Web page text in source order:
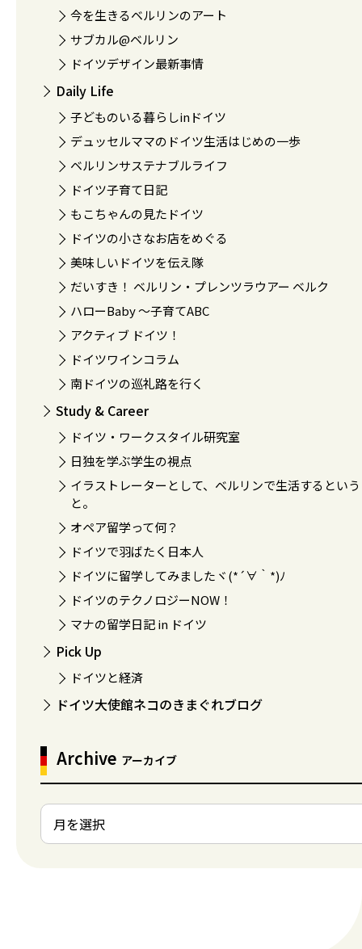
今を生きるベルリンのアート
サブカル@ベルリン
ドイツデザイン最新事情
Daily Life
子どものいる暮らしinドイツ
デュッセルママのドイツ生活はじめの一歩
ベルリンサステナブルライフ
ドイツ子育て日記
もこちゃんの見たドイツ
ドイツの小さなお店をめぐる
美味しいドイツを伝え隊
だいすき！ ベルリン・プレンツラウアー ベルク
ハローBaby 〜子育てABC
アクティブ ドイツ！
ドイツワインコラム
南ドイツの巡礼路を行く
Study & Career
ドイツ・ワークスタイル研究室
日独を学ぶ学生の視点
イラストレーターとして、ベルリンで生活するとい
と。
オペア留学って何？
ドイツで羽ばたく日本人
ドイツに留学してみましたヾ(*´∀｀*)ﾉ
ドイツのテクノロジーNOW！
マナの留学日記 in ドイツ
Pick Up
ドイツと経済
ドイツ大使館ネコのきまぐれブログ
Archive アーカイブ